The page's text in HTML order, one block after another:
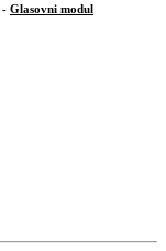
- Glasovni modul